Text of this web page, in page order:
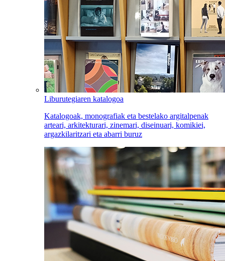
Liburutegiaren katalogoa
Katalogoak, monografiak eta bestelako argitalpenak
arteari, arkitekturari, zinemari, diseinuari, komikiei,
argazkilaritzari eta abarri buruz